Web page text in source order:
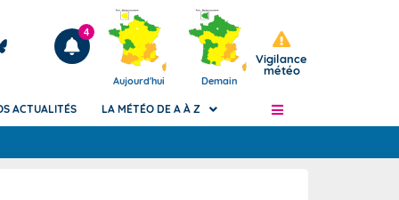
Articles
4
Aujourd'hui Demain
Vigilance
météo
ACTUALITÉS LA MÉTÉO DE A À Z